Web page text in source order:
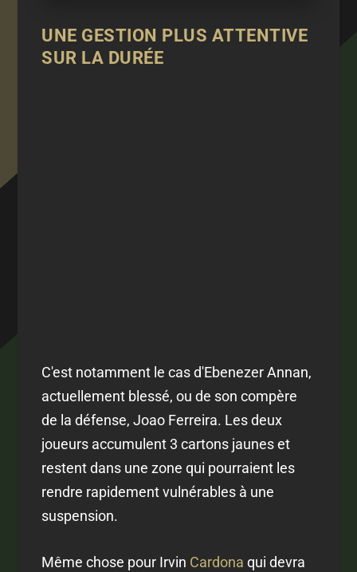
UNE GESTION PLUS ATTENTIVE
SUR LA DURÉE
C'est notamment le cas d'Ebenezer Annan,
actuellement blessé, ou de son compère
de la défense, Joao Ferreira. Les deux
joueurs accumulent 3 cartons jaunes et
restent dans une zone qui pourraient les
rendre rapidement vulnérables à une
suspension.
Même chose pour Irvin Cardona qui devra